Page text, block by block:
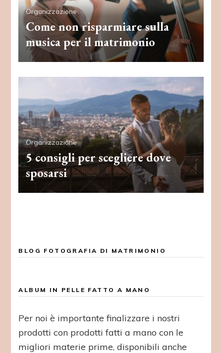
Organizzazione
Come non risparmiare sulla
musica per il matrimonio
Organizzazione
5 consigli per scegliere dove
sposarsi
BLOG FOTOGRAFIA DI MATRIMONIO
ALBUM IN PELLE FATTO A MANO
Per noi è importante finalizzare i nostri
prodotti con prodotti fatti a mano con le
migliori materie prime, disponibili anche